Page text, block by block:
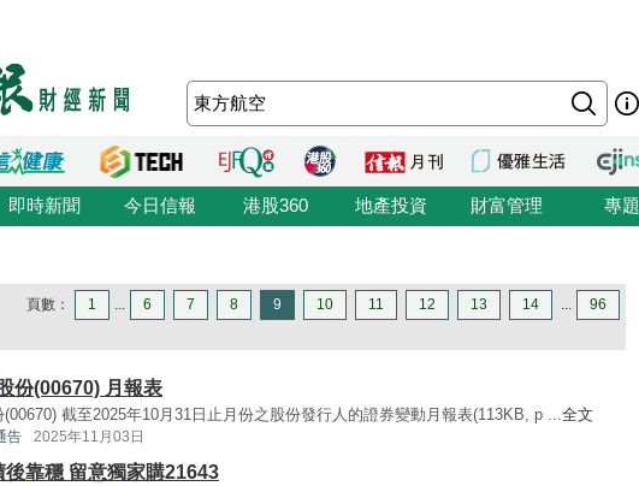
即時新聞 今日信報 港股360 地產投資 財富管理 專題
頁數： 1 ... 6 7 8 9 10 11 12 13 14 ... 96
份(00670) 月報表
(00670) 截至2025年10月31日止月份之股份發行人的證券變動月報表(113KB, p ...全文
告 2025年11月03日
靠穩 留意獨家購21643